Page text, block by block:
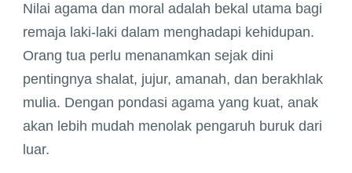
Nilai agama dan moral adalah bekal utama bagi
remaja laki-laki dalam menghadapi kehidupan.
Orang tua perlu menanamkan sejak dini
pentingnya shalat, jujur, amanah, dan berakhlak
mulia. Dengan pondasi agama yang kuat, anak
akan lebih mudah menolak pengaruh buruk dari
luar.